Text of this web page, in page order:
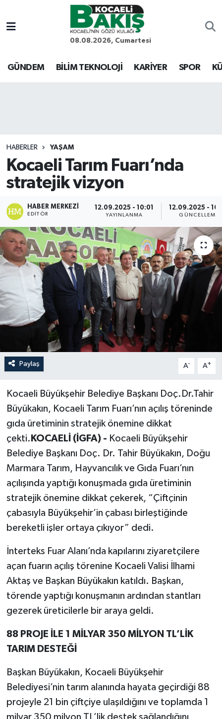
08.08.2026, Cumartesi
GÜNDEM BİLİM TEKNOLOJİ KARİYER SPOR
HABERLER YAŞAM
Kocaeli Tarım Fuarı’nda
stratejik vizyon
HABER MERKEZI
EDITÖR
12.09.2025 - 10:01
YAYINLANMA
12.09.2025 -
GÜNCELLEME
Paylaş A- A+
Kocaeli Büyükşehir Belediye Başkanı Doç.Dr.Tahir
Büyükakın, Kocaeli Tarım Fuarı’nın açılış töreninde
gıda üretiminin stratejik önemine dikkat
çekti. KOCAELİ (İGFA) - Kocaeli Büyükşehir
Belediye Başkanı Doç. Dr. Tahir Büyükakın, Doğu
Marmara Tarım, Hayvancılık ve Gıda Fuarı’nın
açılışında yaptığı konuşmada gıda üretiminin
stratejik önemine dikkat çekerek, “Çiftçinin
çabasıyla Büyükşehir’in çabası birleştiğinde
bereketli işler ortaya çıkıyor” dedi.
İnterteks Fuar Alanı’nda kapılarını ziyaretçilere
açan fuarın açılış törenine Kocaeli Valisi İlhami
Aktaş ve Başkan Büyükakın katıldı. Başkan,
törende yaptığı konuşmanın ardından stantları
gezerek üreticilerle bir araya geldi.
88 PROJE İLE 1 MİLYAR 350 MİLYON TL’LİK
TARIM DESTEĞİ
Başkan Büyükakın, Kocaeli Büyükşehir
Belediyesi’nin tarım alanında hayata geçirdiği 88
projeyle 21 bin çiftçiye ulaşıldığını ve toplamda 1
milyar 350 milyon TL’lik destek sağlandığını
Kocaeli Nöbetçi Eczaneler
Kocaeli Hava Durumu
Son Dakika Haberleri
Haber Arşivi